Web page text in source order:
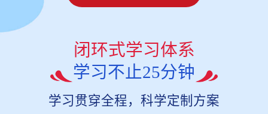
闭环式学习体系
学习不止25分钟
学习贯穿全程，科学定制方案